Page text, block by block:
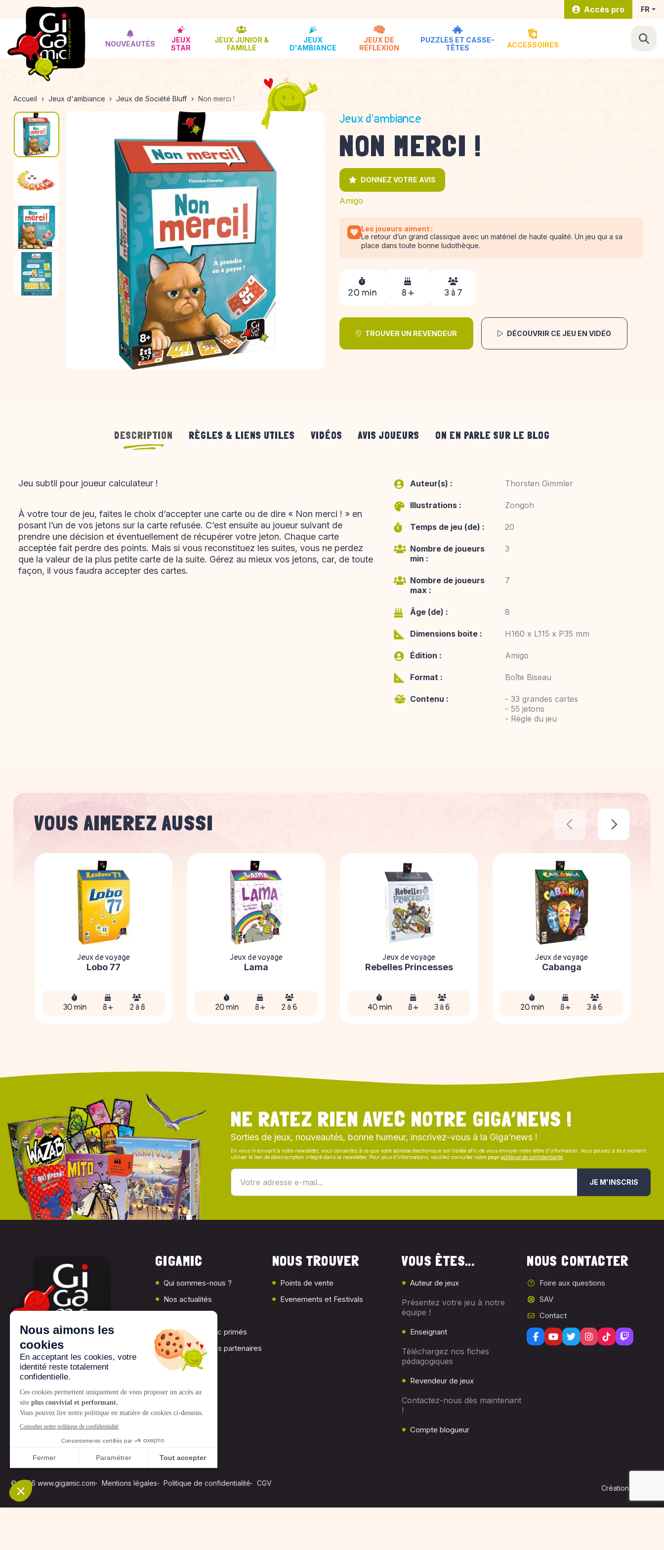
Accès pro FR
NOUVEAUTÉS
JEUX
STAR
JEUX JUNIOR &
FAMILLE
JEUX
D'AMBIANCE
JEUX DE
RÉFLEXION
PUZZLES ET CASSE-
TÊTES
ACCESSOIRES
Accueil Jeux d'ambiance Jeux de Société Bluff Non merci !
Jeux d'ambiance
NON MERCI !
DONNEZ VOTRE AVIS
Amigo
Les joueurs aiment :
Le retour d’un grand classique avec un matériel de haute qualité. Un jeu qui a sa
place dans toute bonne ludothèque.
20 min 8 + 3 à 7
TROUVER UN REVENDEUR DÉCOUVRIR CE JEU EN VIDÉO
DESCRIPTION RÈGLES & LIENS UTILES VIDÉOS AVIS JOUEURS ON EN PARLE SUR LE BLOG
Jeu subtil pour joueur calculateur !
À votre tour de jeu, faites le choix d’accepter une carte ou de dire « Non merci ! » en
posant l’un de vos jetons sur la carte refusée. C’est ensuite au joueur suivant de
prendre une décision et éventuellement de récupérer votre jeton. Chaque carte
acceptée fait perdre des points. Mais si vous reconstituez les suites, vous ne perdez
que la valeur de la plus petite carte de la suite. Gérez au mieux vos jetons, car, de toute
façon, il vous faudra accepter des cartes.
Auteur(s) : Thorsten Gimmler
Illustrations : Zongoh
Temps de jeu (de) : 20
Nombre de joueurs
min :
3
Nombre de joueurs
max :
7
Âge (de) : 8
Dimensions boite : H160 x L115 x P35 mm
Édition : Amigo
Format : Boîte Biseau
Contenu :
- 33 grandes cartes
- 55 jetons
- Règle du jeu
VOUS AIMEREZ AUSSI
Jeux de voyage
Lobo 77
30 min 8 + 2 à 8
Jeux de voyage
Lama
20 min 8 + 2 à 6
Jeux de voyage
Rebelles Princesses
40 min 8 + 3 à 6
Jeux de voyage
Cabanga
20 min 8 + 3 à 6
NE RATEZ RIEN AVEC NOTRE GIGA’NEWS !
Sorties de jeux, nouveautés, bonne humeur, inscrivez-vous à la Giga’news !
En vous inscrivant à notre newsletter, vous consentez à ce que votre adresse électronique soit traitée afin de vous envoyer notre lettre d’information. Vous pouvez à tout moment
utiliser le lien de désinscription intégré dans la newsletter. Pour plus d’informations, veuillez consulter notre page politique de confidentialité
JE M'INSCRIS
GIGAMIC
Qui sommes-nous ?
Nos actualités
Les jeux Gigamic primés
Nos associations partenaires
NOUS TROUVER
Points de vente
Evenements et Festivals
VOUS ÊTES...
Auteur de jeux
Présentez votre jeu à notre
équipe !
Enseignant
Téléchargez nos fiches
pédagogiques
Revendeur de jeux
Contactez-nous dès maintenant
!
Compte blogueur
NOUS CONTACTER
Foire aux questions
SAV
Contact
© 2026 www.gigamic.com Mentions légales Politique de confidentialité CGV
Création